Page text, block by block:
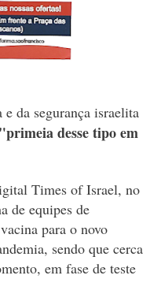
da segurança israelita
"primeia desse tipo em
Times of Israel, no
de equipes de
para o novo
sendo que cerca
em fase de teste